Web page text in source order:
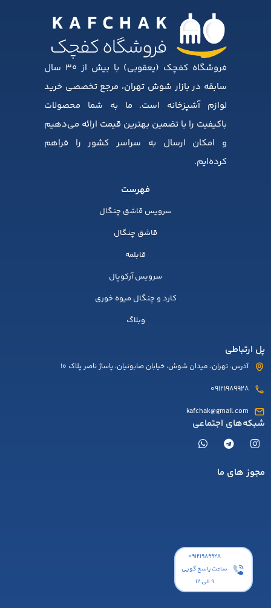
فروشگاه کفچک (یعقوبی) با بیش از ۳۰ سال
سابقه در بازار شوش تهران، مرجع تخصصی خرید
لوازم آشپزخانه است. ما به شما محصولات
باکیفیت را با تضمین بهترین قیمت ارائه می‌دهیم
و امکان ارسال به سراسر کشور را فراهم
کرده‌ایم.
فهرست
سرویس قاشق چنگال
قاشق چنگال
قابلمه
سرویس آرکوپال
کارد و چنگال میوه خوری
وبلاگ
پل ارتباطی
آدرس: تهران، میدان شوش، خیابان صابونیان، پاساژ ناصر پلاک 10
09121989928
kafchak@gmail.com
شبکه‌های اجتماعی
مجوز های ما
۰۹۱۲۱۹۸۹۹۲۸
ساعت پاسخ گویی
9 الی 12